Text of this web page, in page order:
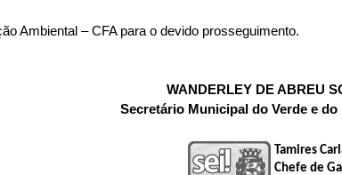
Ambiental – CFA para o devido prosseguimento.
WANDERLEY DE ABREU
Secretário Municipal do Verde e
Tamires
Chefe de